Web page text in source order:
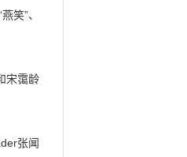
笑”、
宋霭龄
张闻